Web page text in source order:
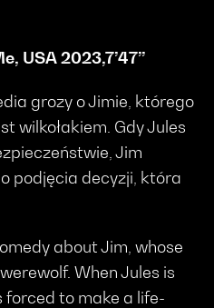
USA 2023,7’47’’
grozy o Jimie, którego
wilkołakiem. Gdy Jules
Jim
podjęcia decyzji, która
about Jim, whose
When Jules is
forced to make a life-